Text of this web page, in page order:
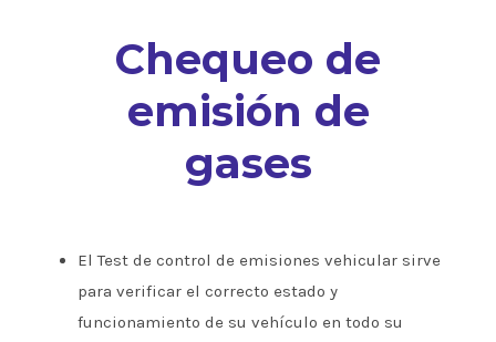
Chequeo de
emisión de
gases
El Test de control de emisiones vehicular sirve
para verificar el correcto estado y
funcionamiento de su vehículo en todo su